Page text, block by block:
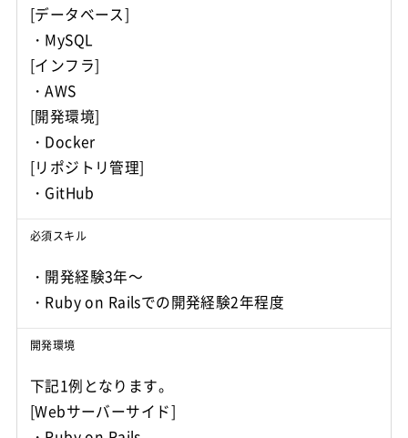
[データベース]
・MySQL
[インフラ]
・AWS
[開発環境]
・Docker
[リポジトリ管理]
・GitHub
必須スキル
・開発経験3年～
・Ruby on Railsでの開発経験2年程度
開発環境
下記1例となります。
[Webサーバーサイド]